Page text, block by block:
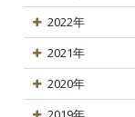
2022年
2021年
2020年